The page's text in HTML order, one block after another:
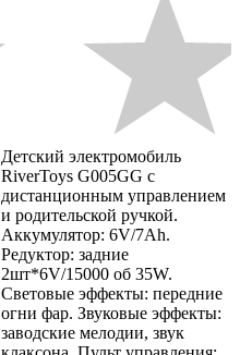
Детский электромобиль
RiverToys G005GG с
дистанционным управлением
и родительской ручкой.
Аккумулятор: 6V/7Ah.
Редуктор: задние
2шт*6V/15000 об 35W.
Световые эффекты: передние
огни фар. Звуковые эффекты:
заводские мелодии, звук